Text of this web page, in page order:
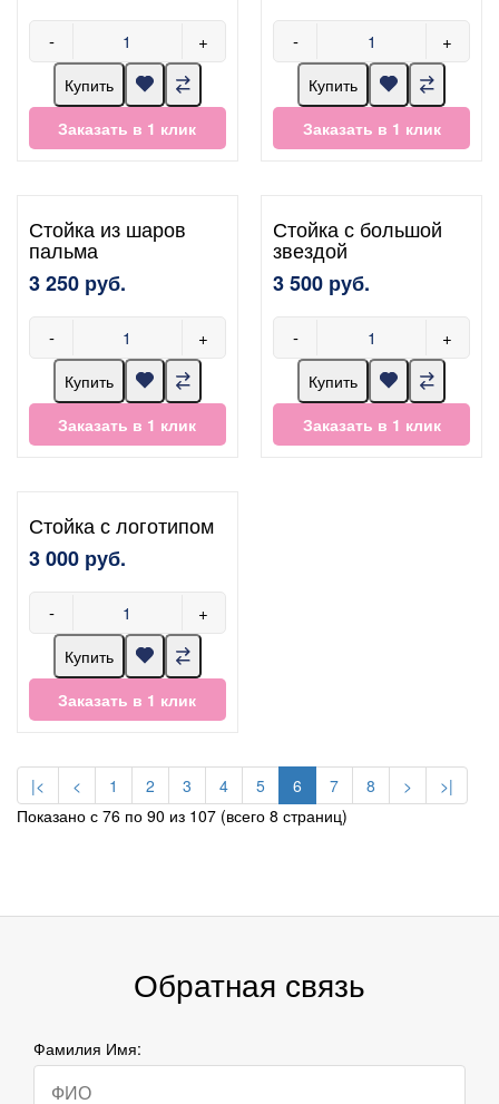
- +
Купить
Заказать в 1 клик
- +
Купить
Заказать в 1 клик
Стойка из шаров
пальма
3 250 руб.
- +
Купить
Заказать в 1 клик
Стойка с большой
звездой
3 500 руб.
- +
Купить
Заказать в 1 клик
Стойка с логотипом
3 000 руб.
- +
Купить
Заказать в 1 клик
|< < 1 2 3 4 5 6 7 8 >
>|
Показано с 76 по 90 из 107 (всего 8 страниц)
Обратная связь
Фамилия Имя: